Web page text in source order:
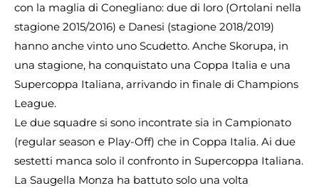
con la maglia di Conegliano: due di loro (Ortolani nella
stagione 2015/2016) e Danesi (stagione 2018/2019)
hanno anche vinto uno Scudetto. Anche Skorupa, in
una stagione, ha conquistato una Coppa Italia e una
Supercoppa Italiana, arrivando in finale di Champions
League.
Le due squadre si sono incontrate sia in Campionato
(regular season e Play-Off) che in Coppa Italia. Ai due
sestetti manca solo il confronto in Supercoppa Italiana.
La Saugella Monza ha battuto solo una volta